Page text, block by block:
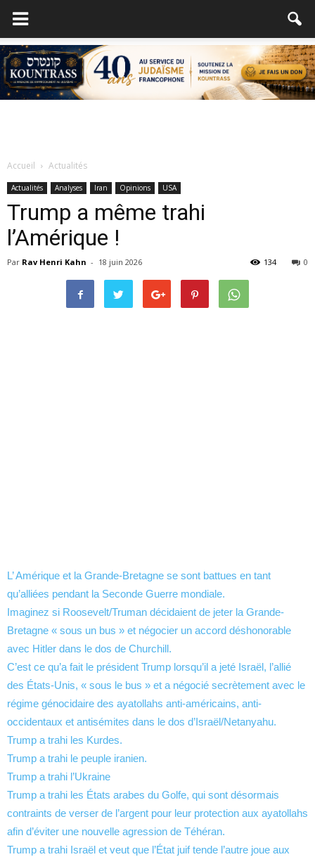
Accueil Actualités
Actualités Analyses Iran Opinions USA
Trump a même trahi
l’Amérique !
Par Rav Henri Kahn - 18 juin 2026 0
134
L’ Amérique et la Grande-Bretagne se sont battues en tant
qu’alliées pendant la Seconde Guerre mondiale.
Imaginez si Roosevelt/Truman décidaient de jeter la Grande-
Bretagne « sous un bus » et négocier un accord déshonorable
avec Hitler dans le dos de Churchill.
C’est ce qu’a fait le président Trump lorsqu’il a jeté Israël, l’allié
des États-Unis, « sous le bus » et a négocié secrètement avec le
régime génocidaire des ayatollahs anti-américains, anti-
occidentaux et antisémites dans le dos d’Israël/Netanyahu.
Trump a trahi les Kurdes.
Trump a trahi le peuple iranien.
Trump a trahi l’Ukraine
Trump a trahi les États arabes du Golfe, qui sont désormais
contraints de verser de l’argent pour leur protection aux ayatollahs
afin d’éviter une nouvelle agression de Téhéran.
Trump a trahi Israël et veut que l’État juif tende l’autre joue aux